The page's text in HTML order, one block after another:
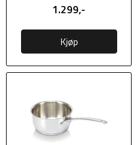
1.299,-
Kjøp